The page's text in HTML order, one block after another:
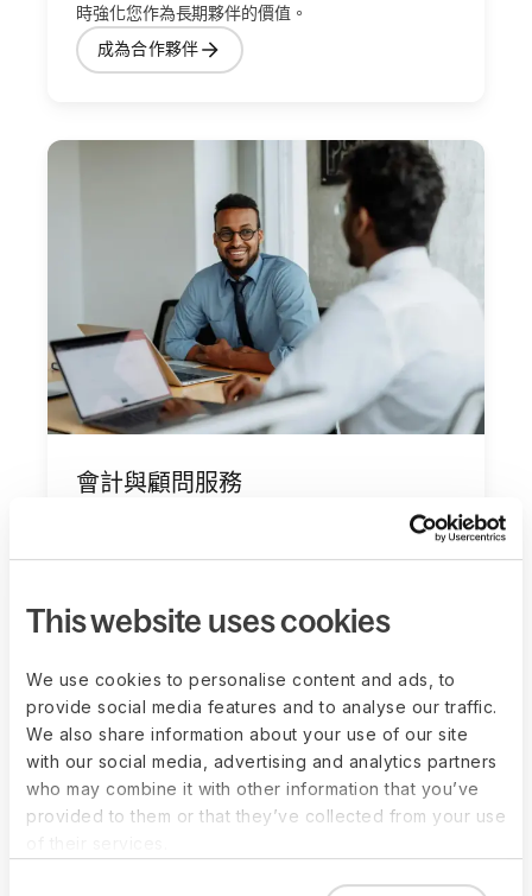
This website uses cookies
We use cookies to personalise content and ads, to
provide social media features and to analyse our traffic.
We also share information about your use of our site
with our social media, advertising and analytics partners
who may combine it with other information that you’ve
provided to them or that they’ve collected from your use
時強化您作為長期夥伴的價值。
成為合作夥伴
會計與顧問服務
協助您的客戶自信管理全球薪資與人力資源合規。
將 Deel 加入您的顧問服務，並在既有作業中提供無
縫整合的體驗。